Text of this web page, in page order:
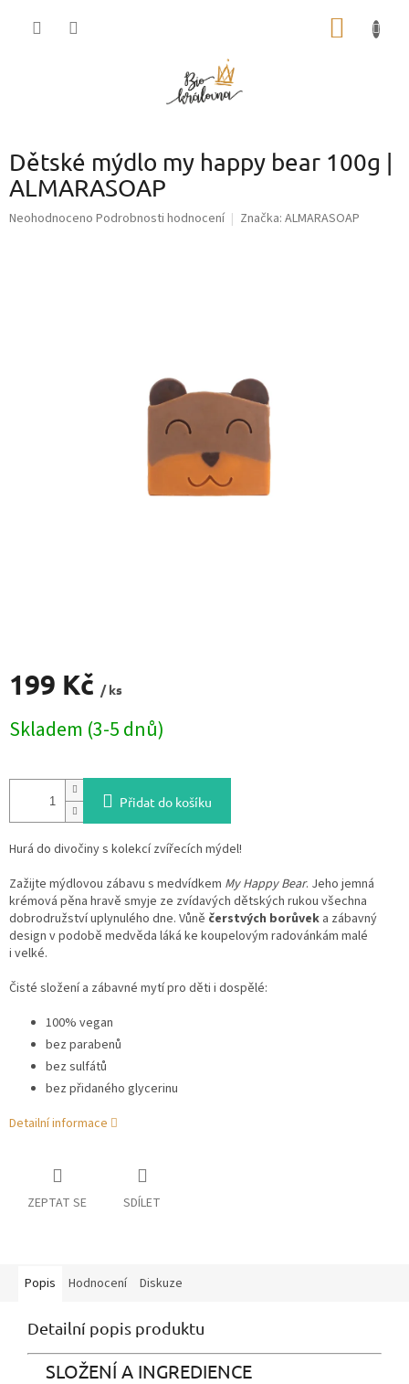
Dětské mýdlo my happy bear 100g |
ALMARASOAP
Průměrné
Neohodnoceno Podrobnosti hodnocení Značka: ALMARASOAP
199 Kč / ks
cena:
Skladem (3-5 dnů)
Přidat do košíku
Hurá do divočiny s kolekcí zvířecích mýdel!
Zažijte mýdlovou zábavu s medvídkem My Happy Bear. Jeho jemná
krémová pěna hravě smyje ze zvídavých dětských rukou všechna
dobrodružství uplynulého dne. Vůně čerstvých borůvek a zábavný
design v podobě medvěda láká ke koupelovým radovánkám malé
i velké.
Čisté složení a zábavné mytí pro děti i dospělé:
100% vegan
bez parabenů
bez sulfátů
bez přidaného glycerinu
Detailní informace
ZEPTAT SE SDÍLET
Popis Hodnocení Diskuze
Detailní popis produktu
SLOŽENÍ A INGREDIENCE